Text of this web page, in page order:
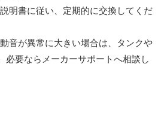
明書に従い、定期的に交換してくだ
音が異常に大きい場合は、タンクや
必要ならメーカーサポートへ相談し